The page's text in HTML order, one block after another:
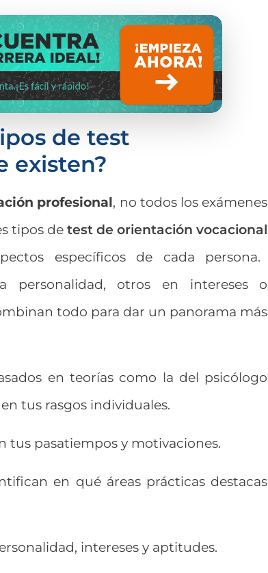
de test
existen?
profesional, no todos los exámenes
tipos de test de orientación vocacional
específicos de cada persona.
personalidad, otros en intereses o
todo para dar un panorama más
en teorías como la del psicólogo
tus rasgos individuales.
tus pasatiempos y motivaciones.
en qué áreas prácticas destacas
intereses y aptitudes.